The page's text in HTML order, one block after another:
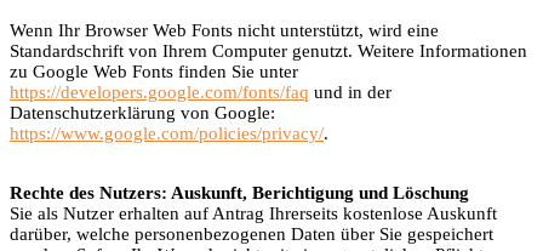
Wenn Ihr Browser Web Fonts nicht unterstützt, wird eine
Standardschrift von Ihrem Computer genutzt. Weitere Informationen
zu Google Web Fonts finden Sie unter
https://developers.google.com/fonts/faq und in der
Datenschutzerklärung von Google:
https://www.google.com/policies/privacy/.
Rechte des Nutzers: Auskunft, Berichtigung und Löschung
Sie als Nutzer erhalten auf Antrag Ihrerseits kostenlose Auskunft
darüber, welche personenbezogenen Daten über Sie gespeichert